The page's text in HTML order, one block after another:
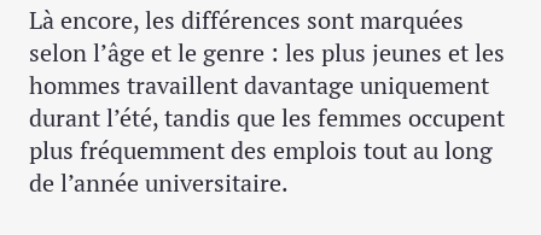
Là encore, les différences sont marquées
selon l’âge et le genre : les plus jeunes et les
hommes travaillent davantage uniquement
durant l’été, tandis que les femmes occupent
plus fréquemment des emplois tout au long
de l’année universitaire.